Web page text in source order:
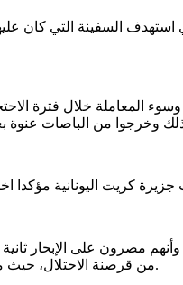
استهدف السفينة التي
المعاملة خلال فترة
على الإبحار ثانية
من قرصنة الاحتلال، حيث من المقرر أن يتلقي الجميع مع سفن أخرى ستبحر من تركيا نحو غزة.